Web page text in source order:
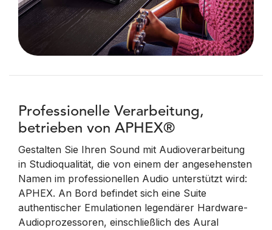
Professionelle Verarbeitung,
betrieben von APHEX®
Gestalten Sie Ihren Sound mit Audioverarbeitung
in Studioqualität, die von einem der angesehensten
Namen im professionellen Audio unterstützt wird:
APHEX. An Bord befindet sich eine Suite
authentischer Emulationen legendärer Hardware-
Audioprozessoren, einschließlich des Aural